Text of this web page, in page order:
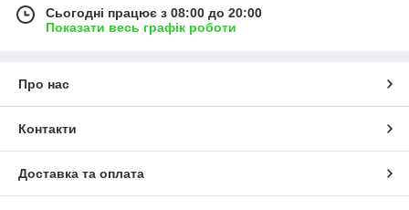
Сьогодні працює з 08:00 до 20:00
Показати весь графік роботи
Про нас
Контакти
Доставка та оплата